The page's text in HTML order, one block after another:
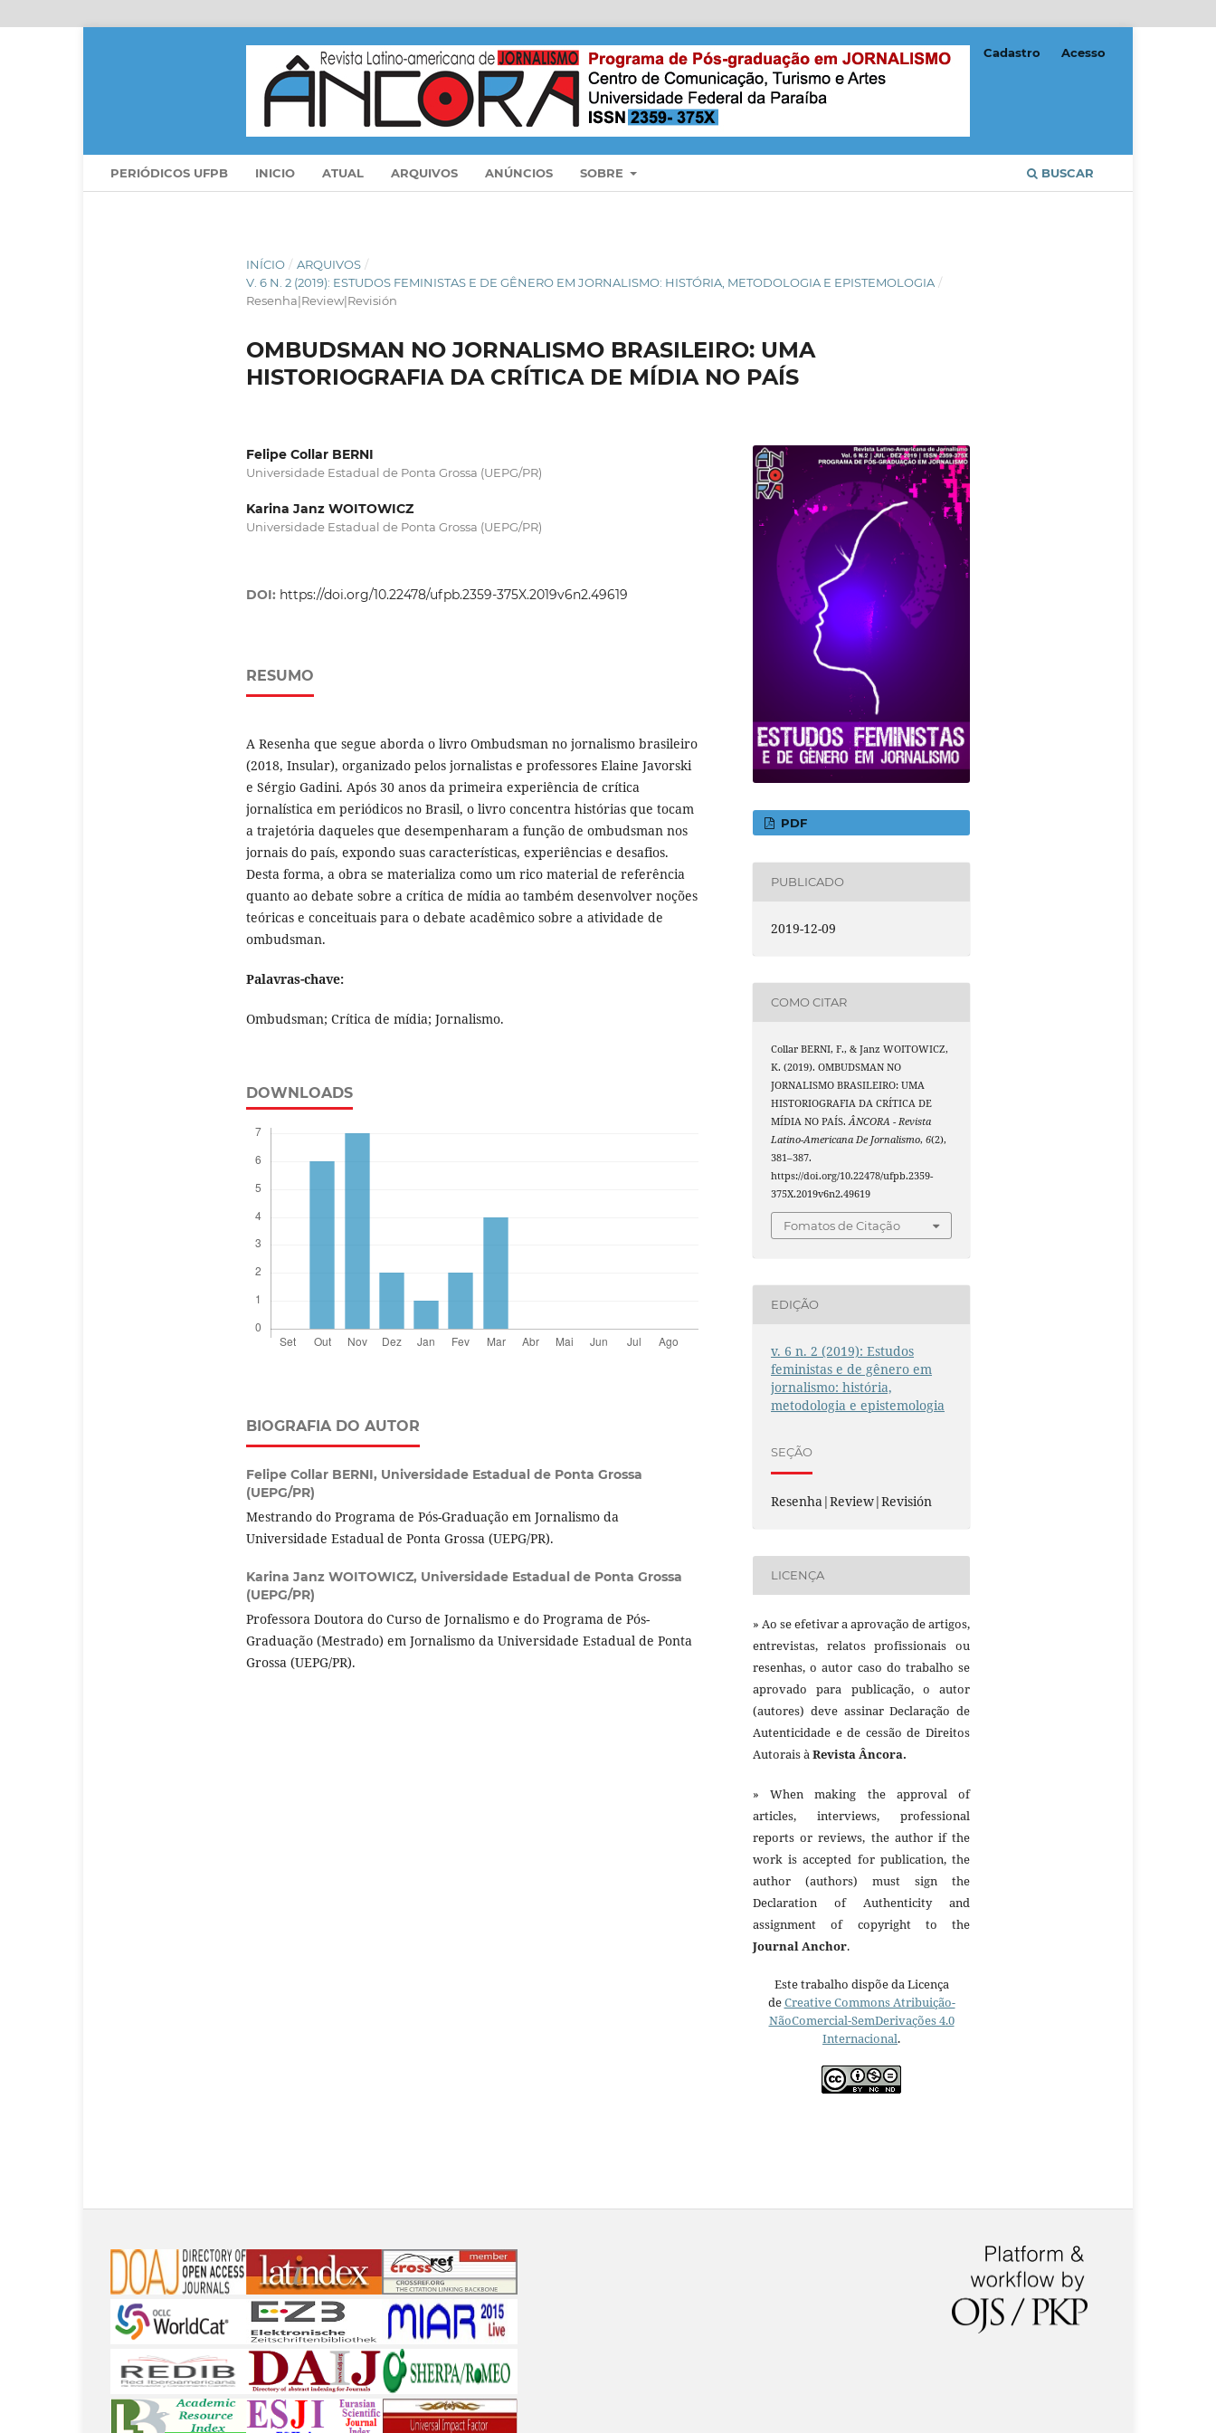
PERIÓDICOS UFPB INICIO ATUAL ARQUIVOS ANÚNCIOS SOBRE BUSCAR
Cadastro Acesso
INÍCIO / ARQUIVOS /
V. 6 N. 2 (2019): ESTUDOS FEMINISTAS E DE GÊNERO EM JORNALISMO: HISTÓRIA, METODOLOGIA E EPISTEMOLOGIA /
Resenha|Review|Revisión
OMBUDSMAN NO JORNALISMO BRASILEIRO: UMA
HISTORIOGRAFIA DA CRÍTICA DE MÍDIA NO PAÍS
Felipe Collar BERNI
Universidade Estadual de Ponta Grossa (UEPG/PR)
Karina Janz WOITOWICZ
Universidade Estadual de Ponta Grossa (UEPG/PR)
DOI: https://doi.org/10.22478/ufpb.2359-375X.2019v6n2.49619
RESUMO
A Resenha que segue aborda o livro Ombudsman no jornalismo brasileiro
(2018, Insular), organizado pelos jornalistas e professores Elaine Javorski
e Sérgio Gadini. Após 30 anos da primeira experiência de crítica
jornalística em periódicos no Brasil, o livro concentra histórias que tocam
a trajetória daqueles que desempenharam a função de ombudsman nos
jornais do país, expondo suas características, experiências e desafios.
Desta forma, a obra se materializa como um rico material de referência
quanto ao debate sobre a crítica de mídia ao também desenvolver noções
teóricas e conceituais para o debate acadêmico sobre a atividade de
ombudsman.
Palavras-chave:
Ombudsman; Crítica de mídia; Jornalismo.
DOWNLOADS
BIOGRAFIA DO AUTOR
Felipe Collar BERNI, Universidade Estadual de Ponta Grossa
(UEPG/PR)
Mestrando do Programa de Pós-Graduação em Jornalismo da
Universidade Estadual de Ponta Grossa (UEPG/PR).
Karina Janz WOITOWICZ, Universidade Estadual de Ponta Grossa
(UEPG/PR)
Professora Doutora do Curso de Jornalismo e do Programa de Pós-
Graduação (Mestrado) em Jornalismo da Universidade Estadual de Ponta
Grossa (UEPG/PR).
PDF
PUBLICADO
2019-12-09
COMO CITAR
Collar BERNI, F., & Janz WOITOWICZ,
K. (2019). OMBUDSMAN NO
JORNALISMO BRASILEIRO: UMA
HISTORIOGRAFIA DA CRÍTICA DE
MÍDIA NO PAÍS.ÂNCORA - Revista
Latino-Americana De Jornalismo,6(2),
381–387.
https://doi.org/10.22478/ufpb.2359-
375X.2019v6n2.49619
Fomatos de Citação
EDIÇÃO
v. 6 n. 2 (2019): Estudos
feministas e de gênero em
jornalismo: história,
metodologia e epistemologia
SEÇÃO
Resenha|Review|Revisión
LICENÇA
» Ao se efetivar a aprovação de artigos,
entrevistas, relatos profissionais ou
resenhas, o autor caso do trabalho se
aprovado para publicação, o autor
(autores) deve assinar Declaração de
Autenticidade e de cessão de Direitos
Autorais à Revista Âncora.
» When making the approval of
articles, interviews, professional
reports or reviews, the author if the
work is accepted for publication, the
author (authors) must sign the
Declaration of Authenticity and
assignment of copyright to the
Journal Anchor.
Este trabalho dispõe da Licença
deCreative Commons Atribuição-
NãoComercial-SemDerivações 4.0
Internacional.